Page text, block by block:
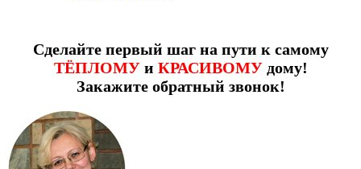
Сделайте первый шаг на пути к самому
ТЁПЛОМУи КРАСИВОМУдому!
Закажите обратный звонок!